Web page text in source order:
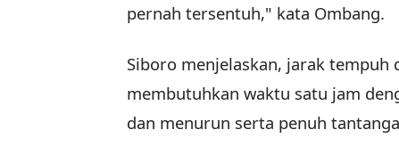
pernah tersentuh," kata Ombang.
Siboro menjelaskan, jarak tempuh
membutuhkan waktu satu jam
dan menurun serta penuh